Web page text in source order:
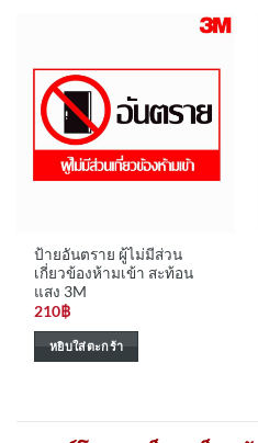
ป้ายอันตราย ผู้ไม่มีส่วน
เกี่ยวข้องห้ามเข้า สะท้อน
แสง 3M
210฿
หยิบใส่ตะกร้า